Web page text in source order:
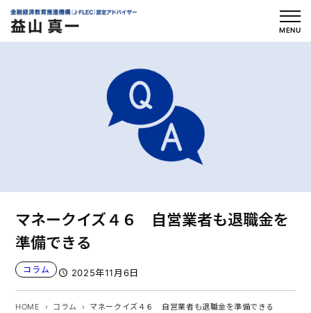
を
MENU
マネークイズ４６ 自営業者も退職金を
準備できる
コラム 2025年11月6日
HOME コラム マネークイズ４６ 自営業者も退職金を準備できる